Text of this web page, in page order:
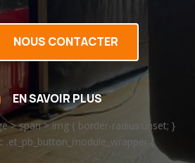
NOUS CONTACTER
EN SAVOIR PLUS
> span > img { border-radius:unset; }
.et_pb_button_module_wrapper {